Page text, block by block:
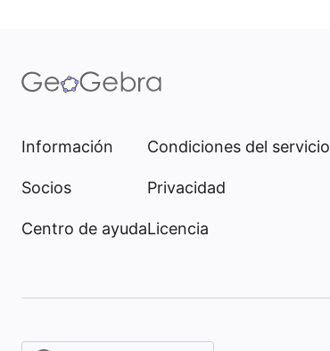
Información
Socios
Centro de ayuda
Condiciones del servicio
Privacidad
Licencia